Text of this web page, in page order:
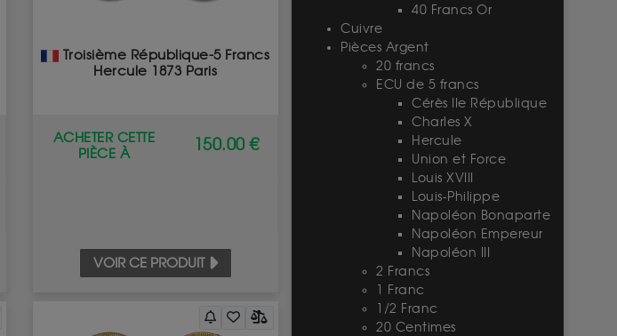
40 Francs Or
Cuivre
Pièces Argent
20 francs
ECU de 5 francs
Cérès IIe République
Charles X
Hercule
Union et Force
Louis XVIII
Louis-Philippe
Napoléon Bonaparte
Napoléon Empereur
Napoléon III
2 Francs
1 Franc
1/2 Franc
20 Centimes
Troisième République-5 Francs
Hercule 1873 Paris
ACHETER CETTE
PIÈCE À
150.00 €
VOIR CE PRODUIT